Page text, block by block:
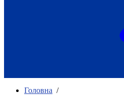
співає»
Головна /